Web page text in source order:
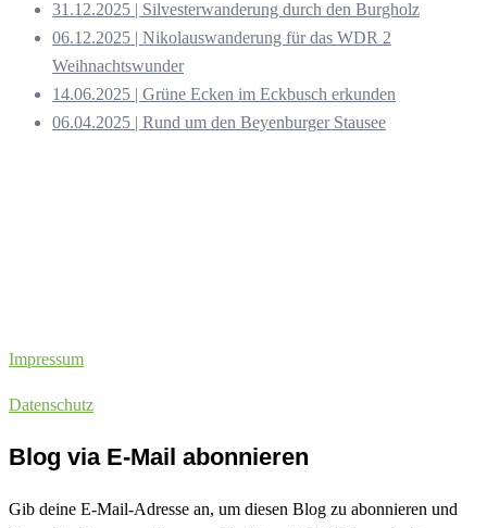
31.12.2025 | Silvesterwanderung durch den Burgholz
06.12.2025 | Nikolauswanderung für das WDR 2
Weihnachtswunder
14.06.2025 | Grüne Ecken im Eckbusch erkunden
06.04.2025 | Rund um den Beyenburger Stausee
Impressum
Datenschutz
Blog via E-Mail abonnieren
Gib deine E-Mail-Adresse an, um diesen Blog zu abonnieren und